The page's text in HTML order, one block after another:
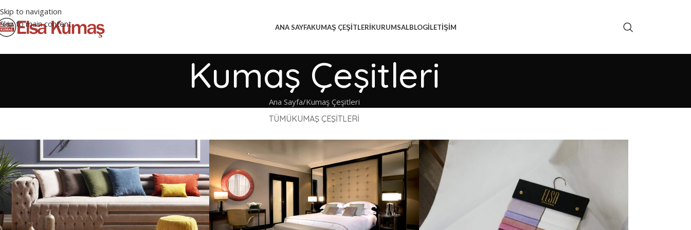
Skip to navigation
Skip to main content
ANA SAYFAKUMAŞ ÇEŞITLERIKURUMSALBLOGİLETIŞIM
Kumaş Çeşitleri
Ana Sayfa Kumaş Çeşitleri
TÜMÜKUMAŞ ÇEŞITLERI